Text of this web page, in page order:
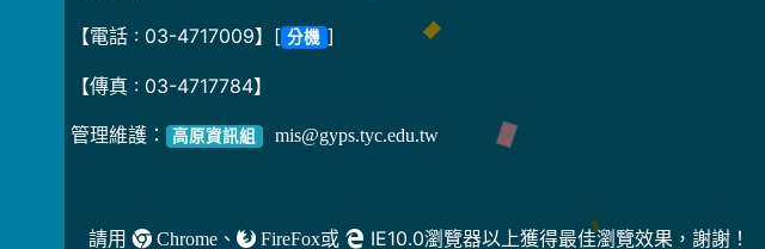
【電話 : 03-4717009】[ 分機 ]
【傳真 : 03-4717784】
管理維護： 高原資訊組 mis@gyps.tyc.edu.tw
請用 Chrome、 FireFox或 IE10.0瀏覽器以上獲得最佳瀏覽效果，謝謝！